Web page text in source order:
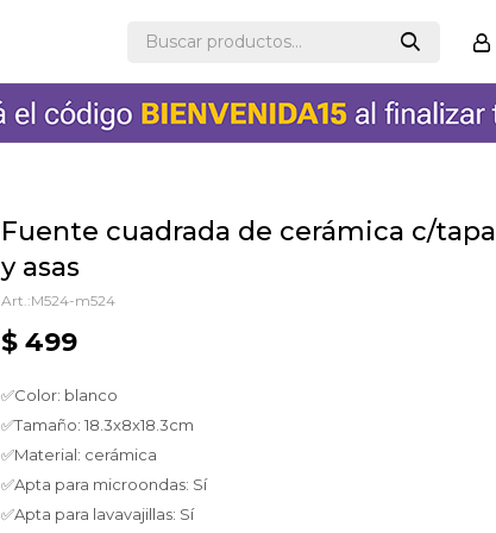
Fuente cuadrada de cerámica c/tapa
y asas
M524-m524
$ 499
✅Color: blanco
✅Tamaño: 18.3x8x18.3cm
✅Material: cerámica
✅Apta para microondas: Sí
✅Apta para lavavajillas: Sí